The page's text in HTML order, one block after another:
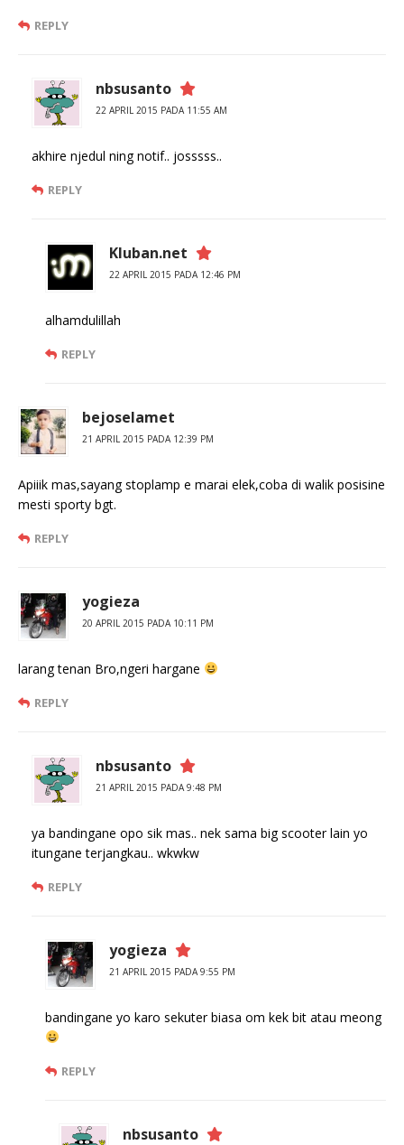
REPLY
nbsusanto
22 APRIL 2015 PADA 11:55 AM
akhire njedul ning notif.. josssss..
REPLY
Kluban.net
22 APRIL 2015 PADA 12:46 PM
alhamdulillah
REPLY
bejoselamet
21 APRIL 2015 PADA 12:39 PM
Apiiik mas,sayang stoplamp e marai elek,coba di walik posisine
mesti sporty bgt.
REPLY
yogieza
20 APRIL 2015 PADA 10:11 PM
larang tenan Bro,ngeri hargane
REPLY
nbsusanto
21 APRIL 2015 PADA 9:48 PM
ya bandingane opo sik mas.. nek sama big scooter lain yo
itungane terjangkau.. wkwkw
REPLY
yogieza
21 APRIL 2015 PADA 9:55 PM
bandingane yo karo sekuter biasa om kek bit atau meong
REPLY
nbsusanto